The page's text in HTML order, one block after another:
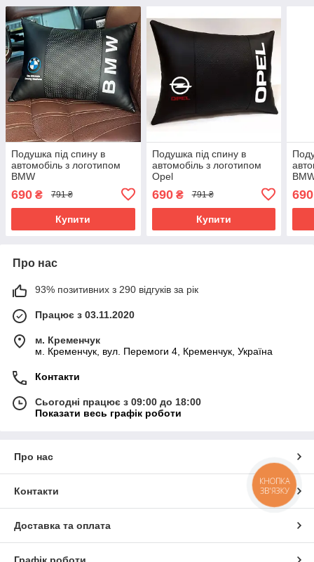
Подушка під спину в
автомобіль з логотипом
BMW
690 ₴ 791 ₴
Купити
Подушка під спину в
автомобіль з логотипом
Opel
690₴ 791 ₴
Купити
690
Про нас
93% позитивних з 290 відгуків за рік
Працює з 03.11.2020
м. Кременчук
м. Кременчук, вул. Перемоги 4, Кременчук, Україна
Контакти
Сьогодні працює з 09:00 до 18:00
Показати весь графік роботи
Про нас
Контакти
Доставка та оплата
КНОПКА
ЗВ'ЯЗКУ